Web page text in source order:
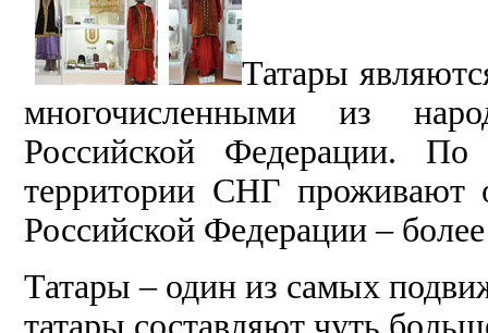
Татары
многочисленными из
Российской Федерации.
территории СНГ проживают
Российской Федерации –
Татары – один из самых